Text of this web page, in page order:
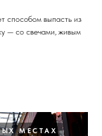
способом выпасть из
— со свечами, живым
МЕСТАХ